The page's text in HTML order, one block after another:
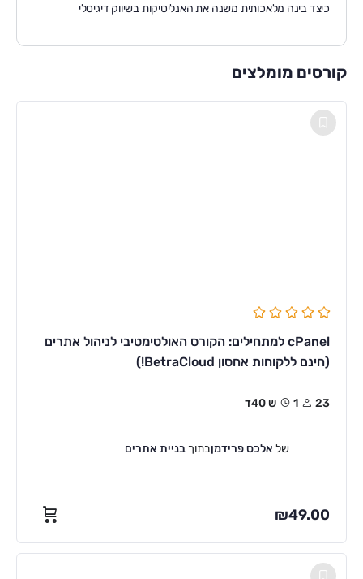
כיצד בינה מלאכותית משנה את האנליטיקות בשיווק דיגיטלי
קורסים מומלצים
cPanel למתחילים: הקורס האולטימטיבי לניהול אתרים
(חינם ללקוחות אחסון BetraCloud!)
23 1ש 40ד
של אלכס פרידמןבתוך בניית אתרים
₪49.00